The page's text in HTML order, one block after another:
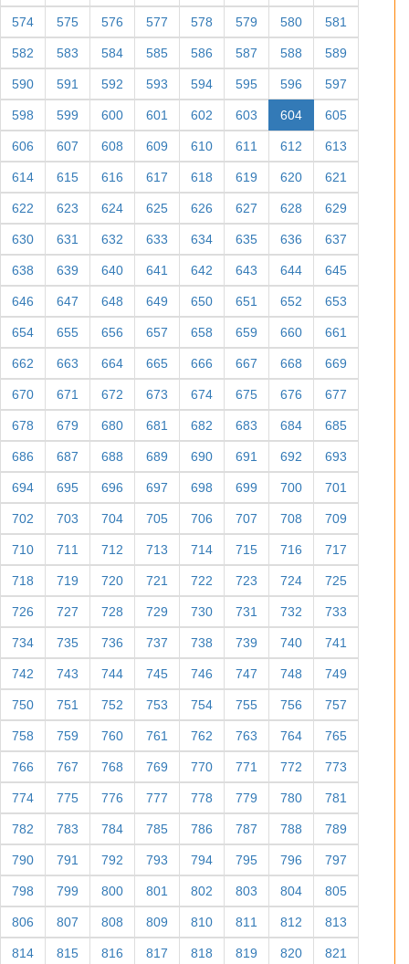
574 575 576 577 578 579 580 581
582 583 584 585 586 587 588 589
590 591 592 593 594 595 596 597
598 599 600 601 602 603 604 605
606 607 608 609 610 611 612 613
614 615 616 617 618 619 620 621
622 623 624 625 626 627 628 629
630 631 632 633 634 635 636 637
638 639 640 641 642 643 644 645
646 647 648 649 650 651 652 653
654 655 656 657 658 659 660 661
662 663 664 665 666 667 668 669
670 671 672 673 674 675 676 677
678 679 680 681 682 683 684 685
686 687 688 689 690 691 692 693
694 695 696 697 698 699 700 701
702 703 704 705 706 707 708 709
710 711 712 713 714 715 716 717
718 719 720 721 722 723 724 725
726 727 728 729 730 731 732 733
734 735 736 737 738 739 740 741
742 743 744 745 746 747 748 749
750 751 752 753 754 755 756 757
758 759 760 761 762 763 764 765
766 767 768 769 770 771 772 773
774 775 776 777 778 779 780 781
782 783 784 785 786 787 788 789
790 791 792 793 794 795 796 797
798 799 800 801 802 803 804 805
806 807 808 809 810 811 812 813
814 815 816 817 818 819 820 821